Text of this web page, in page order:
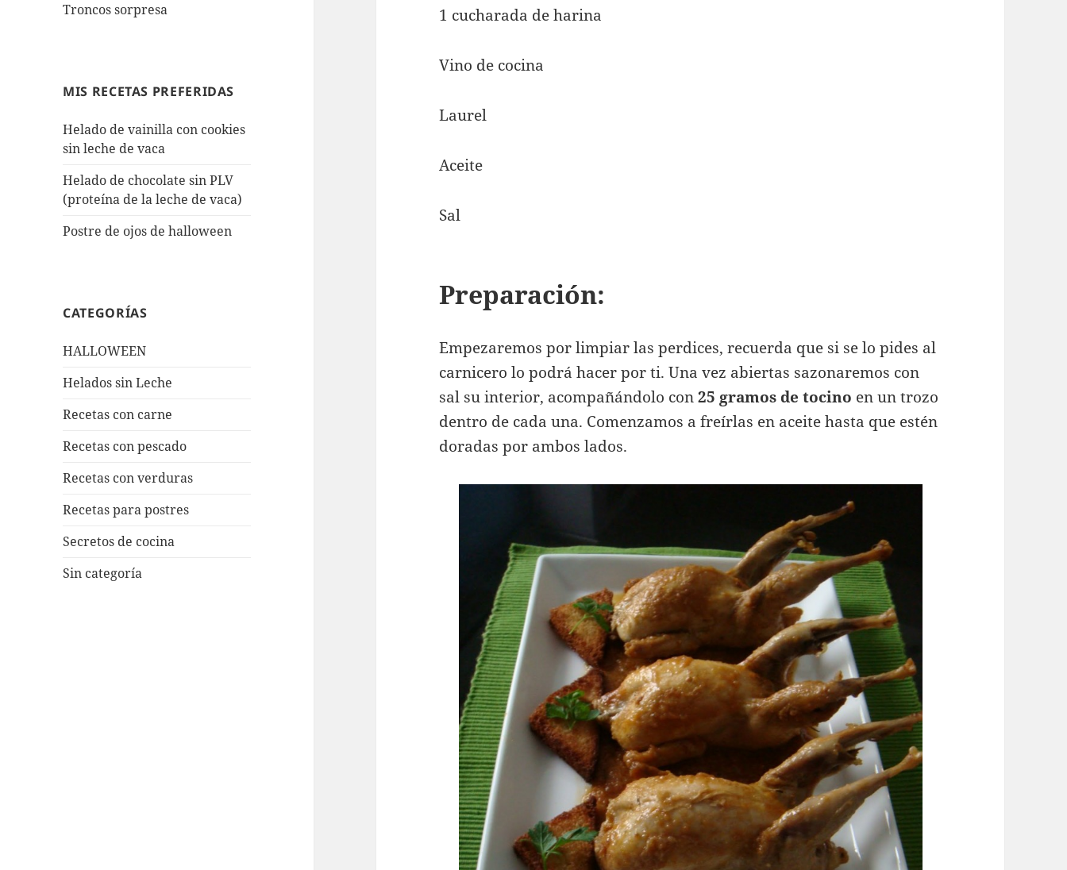
Troncos sorpresa
MIS RECETAS PREFERIDAS
Helado de vainilla con cookies
sin leche de vaca
Helado de chocolate sin PLV
(proteína de la leche de vaca)
Postre de ojos de halloween
CATEGORÍAS
HALLOWEEN
Helados sin Leche
Recetas con carne
Recetas con pescado
Recetas con verduras
Recetas para postres
Secretos de cocina
Sin categoría
1 cucharada de harina
Vino de cocina
Laurel
Aceite
Sal
Preparación:
Empezaremos por limpiar las perdices, recuerda que si se lo pides al
carnicero lo podrá hacer por ti. Una vez abiertas sazonaremos con
sal su interior, acompañándolo con25 gramos de tocino en un trozo
dentro de cada una. Comenzamos a freírlas en aceite hasta que estén
doradas por ambos lados.